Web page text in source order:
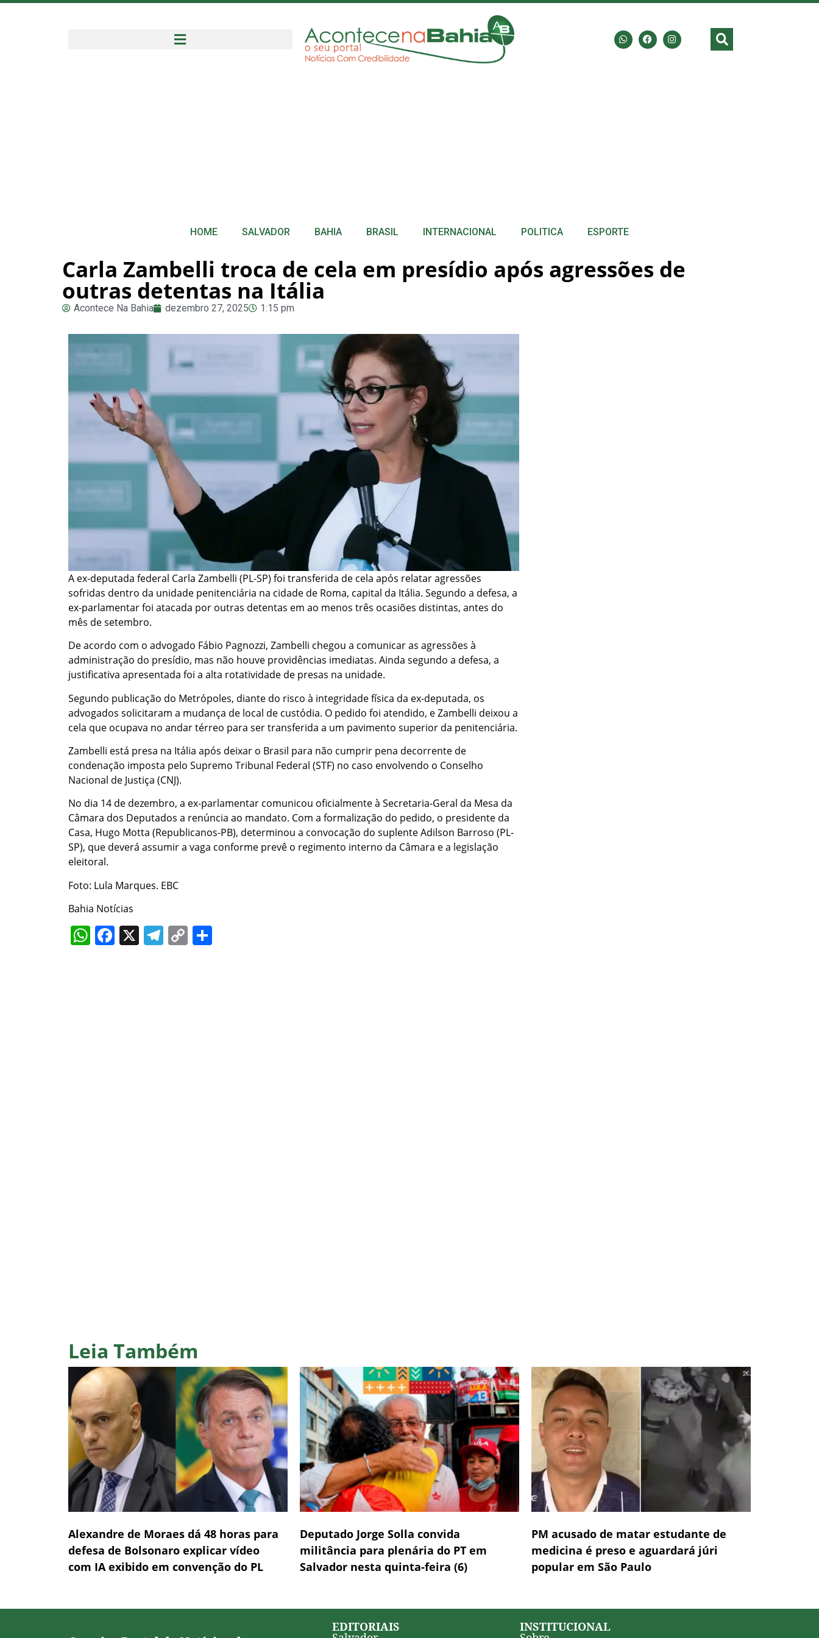
HOME SALVADOR BAHIA BRASIL INTERNACIONAL POLITICA ESPORTE
Carla Zambelli troca de cela em presídio após agressões de
outras detentas na Itália
Acontece Na Bahia dezembro 27, 2025 1:15 pm
A ex-deputada federal Carla Zambelli (PL-SP) foi transferida de cela após relatar agressões
sofridas dentro da unidade penitenciária na cidade de Roma, capital da Itália. Segundo a defesa, a
ex-parlamentar foi atacada por outras detentas em ao menos três ocasiões distintas, antes do
mês de setembro.
De acordo com o advogado Fábio Pagnozzi, Zambelli chegou a comunicar as agressões à
administração do presídio, mas não houve providências imediatas. Ainda segundo a defesa, a
justificativa apresentada foi a alta rotatividade de presas na unidade.
Segundo publicação do Metrópoles, diante do risco à integridade física da ex-deputada, os
advogados solicitaram a mudança de local de custódia. O pedido foi atendido, e Zambelli deixou a
cela que ocupava no andar térreo para ser transferida a um pavimento superior da penitenciária.
Zambelli está presa na Itália após deixar o Brasil para não cumprir pena decorrente de
condenação imposta pelo Supremo Tribunal Federal (STF) no caso envolvendo o Conselho
Nacional de Justiça (CNJ).
No dia 14 de dezembro, a ex-parlamentar comunicou oficialmente à Secretaria-Geral da Mesa da
Câmara dos Deputados a renúncia ao mandato. Com a formalização do pedido, o presidente da
Casa, Hugo Motta (Republicanos-PB), determinou a convocação do suplente Adilson Barroso (PL-
SP), que deverá assumir a vaga conforme prevê o regimento interno da Câmara e a legislação
eleitoral.
Foto: Lula Marques. EBC
Bahia Notícias
WhatsApp
Facebook
X Telegram
Copy
Leia Também
Alexandre de Moraes dá 48 horas para
defesa de Bolsonaro explicar vídeo
com IA exibido em convenção do PL
Deputado Jorge Solla convida
militância para plenária do PT em
Salvador nesta quinta-feira (6)
PM acusado de matar estudante de
medicina é preso e aguardará júri
popular em São Paulo
EDITORIAIS INSTITUCIONAL